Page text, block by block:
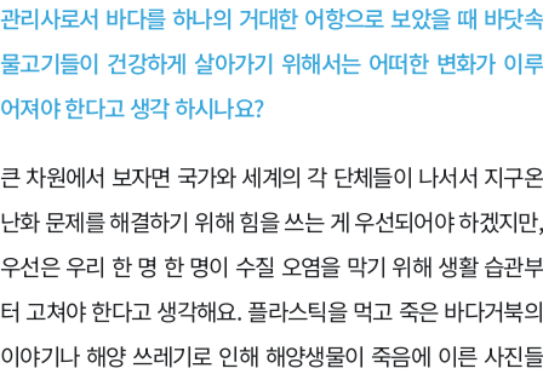
관리사로서 바다를 하나의 거대한 어항으로 보았을 때 바닷속
물고기들이 건강하게 살아가기 위해서는 어떠한 변화가 이루
어져야 한다고 생각 하시나요?
큰 차원에서 보자면 국가와 세계의 각 단체들이 나서서 지구온
난화 문제를 해결하기 위해 힘을 쓰는 게 우선되어야 하겠지만,
우선은 우리 한 명 한 명이 수질 오염을 막기 위해 생활 습관부
터 고쳐야 한다고 생각해요. 플라스틱을 먹고 죽은 바다거북의
이야기나 해양 쓰레기로 인해 해양생물이 죽음에 이른 사진들